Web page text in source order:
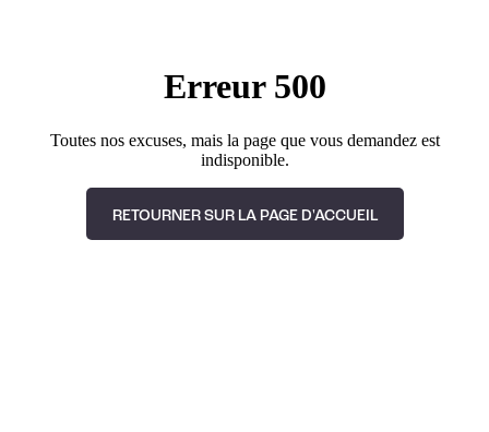
Erreur 500
Toutes nos excuses, mais la page que vous demandez est
indisponible.
RETOURNER SUR LA PAGE D'ACCUEIL